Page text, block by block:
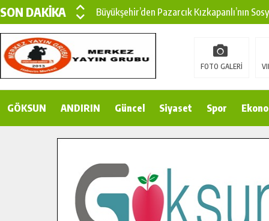
SON DAKİKA
Büyükşehir’den Pazarcık Kızkapanlı’nın
Büyükşehir’den Pazarcık Kırsalına Modern
Çin’den KSÜ’ye Uluslararası Başarı:
Gençler Pusula Maraş Kampında Yeni
İlçe Jandarma Komutanı Karakaya’dan
Bertiz’in Yeni Köprüsünde Sona Doğru.
FOTO GALERİ
GÖKSUN ANDIRIN Güncel Siyaset Spor